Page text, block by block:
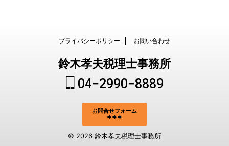
プライバシーポリシー お問い合わせ
鈴木孝夫税理士事務所
04−2990−8889
お問合せフォーム
⇒⇒⇒
© 2026 鈴木孝夫税理士事務所